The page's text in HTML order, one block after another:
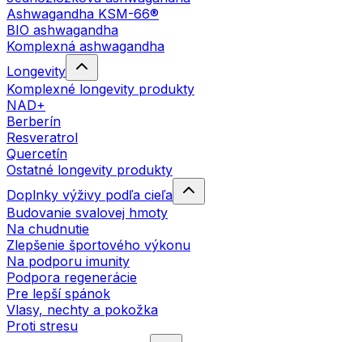
Ashwagandha KSM-66®
BIO ashwagandha
Komplexná ashwagandha
Longevity
Komplexné longevity produkty
NAD+
Berberín
Resveratrol
Quercetín
Ostatné longevity produkty
Doplnky výživy podľa cieľa
Budovanie svalovej hmoty
Na chudnutie
Zlepšenie športového výkonu
Na podporu imunity
Podpora regenerácie
Pre lepší spánok
Vlasy, nechty a pokožka
Proti stresu